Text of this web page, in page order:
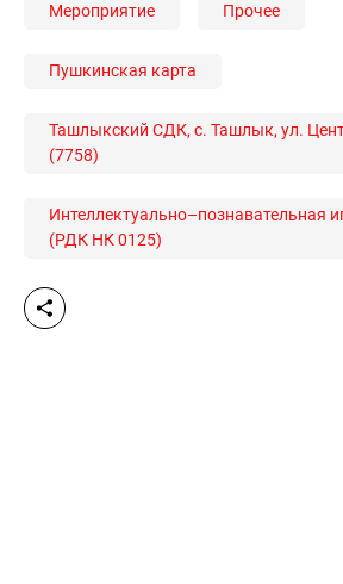
Мероприятие Прочее
Пушкинская карта
Ташлыкский СДК, с. Ташлык, ул.
(7758)
Интеллектуально–познавательная
(РДК НК 0125)